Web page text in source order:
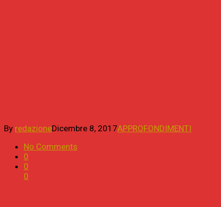
By redazioneDicembre 8, 2017APPROFONDIMENTI
No Comments
0
0
0